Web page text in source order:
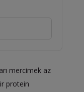
mercimek az
protein